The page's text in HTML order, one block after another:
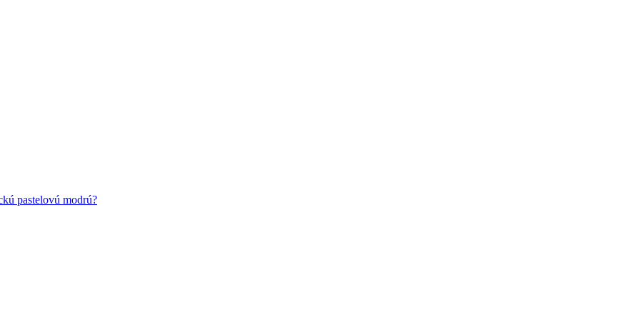
pastelovú modrú?